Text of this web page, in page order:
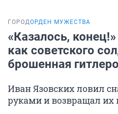
ГОРОДОРДЕН МУЖЕСТВА
«Казалось,
как советского
брошенная
Иван Язовских ловил
руками и возвращал их